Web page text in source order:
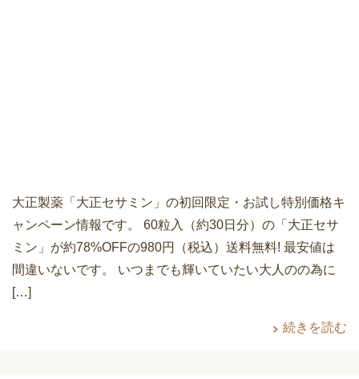
大正製薬「大正セサミン」の初回限定・お試し特別価格キ
ャンペーン情報です。 60粒入（約30日分）の「大正セサ
ミン」が約78%OFFの980円（税込）送料無料! 最安値は
間違いないです。 いつまでも輝いていたい大人のの為に
[…]
続きを読む